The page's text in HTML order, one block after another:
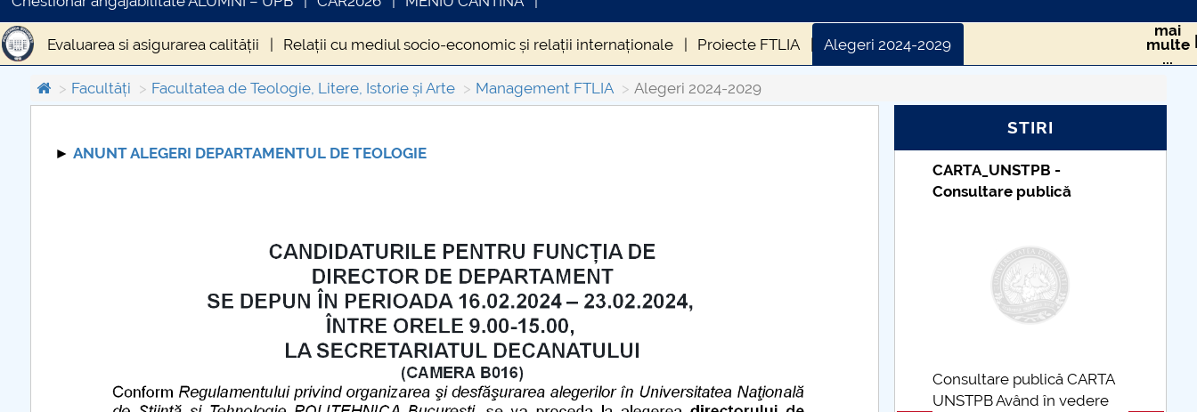
Evaluarea si asigurarea calității Relații cu mediul socio-economic și relații internaționale Proiecte FTLIA Alegeri 2024-2029
mai
multe
...
Facultăți
Facultatea de Teologie, Litere, Istorie și Arte Management FTLIA Alegeri 2024-2029
►ANUNT ALEGERI DEPARTAMENTUL DE TEOLOGIE
STIRI
informare și promovare a
mai multe informatii...
UNSTPB Având în vedere
Taxe de școlarizare
indexate – Centrul
Taxe de școlarizare